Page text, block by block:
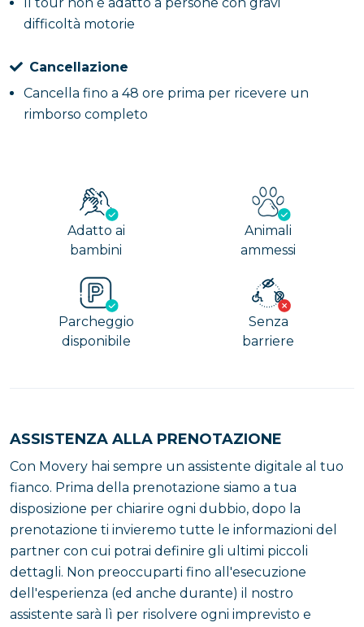
difficoltà motorie
Cancellazione
Cancella fino a 48 ore prima per ricevere un
rimborso completo
Adatto ai
bambini
Animali
ammessi
Parcheggio
disponibile
Senza
barriere
ASSISTENZA ALLA PRENOTAZIONE
Con Movery hai sempre un assistente digitale al tuo
fianco. Prima della prenotazione siamo a tua
disposizione per chiarire ogni dubbio, dopo la
prenotazione ti invieremo tutte le informazioni del
partner con cui potrai definire gli ultimi piccoli
dettagli. Non preoccuparti fino all'esecuzione
dell'esperienza (ed anche durante) il nostro
assistente sarà lì per risolvere ogni imprevisto e